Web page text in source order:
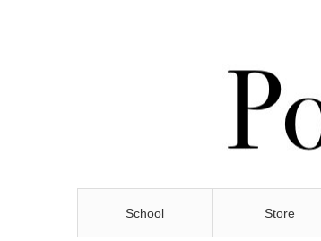
School Store